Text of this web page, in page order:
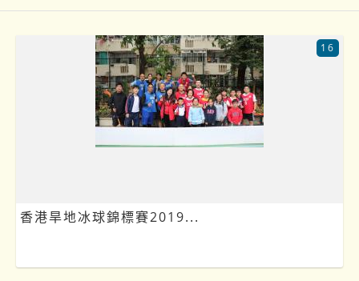
香港旱地冰球錦標賽2019...
16